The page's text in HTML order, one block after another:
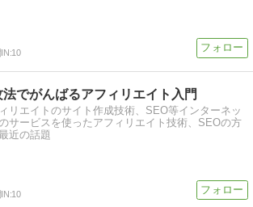
10
法でがんばるアフィリエイト入門
リエイトのサイト作成技術、SEO等インターネッ
サービスを使ったアフィリエイト技術、SEOの方
近の話題
10